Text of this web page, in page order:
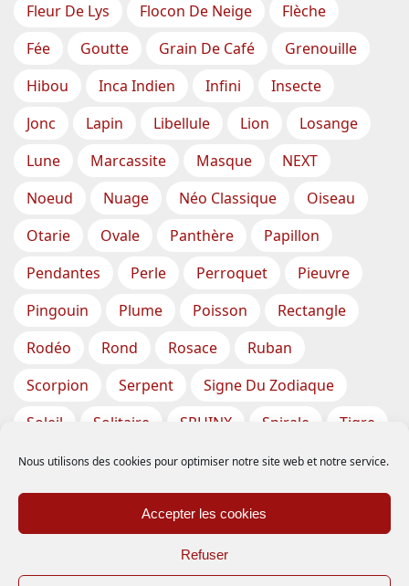
Nous utilisons des cookies pour optimiser notre site web et notre service.
Accepter les cookies
Refuser
Fleur De Lys
Flocon De Neige
Flèche
Fée
Goutte Grain De Café
Grenouille
Hibou
Inca Indien Infini
Insecte
Jonc
Lapin Libellule Lion
Losange
Lune
Marcassite Masque
NEXT
Noeud
Nuage Néo Classique
Oiseau
Otarie
Ovale Panthère
Papillon
Pendantes
Perle Perroquet
Pieuvre
Pingouin
Plume Poisson
Rectangle
Rodéo
Rond Rosace
Ruban
Scorpion
Serpent
Signe Du Zodiaque
Soleil
Solitaire SPHINX Spirale
Tigre
Torsade
Tortue Train
Tresse
Triangle
Trèfle Tête Vase
Étoile
Étoiles De Mer